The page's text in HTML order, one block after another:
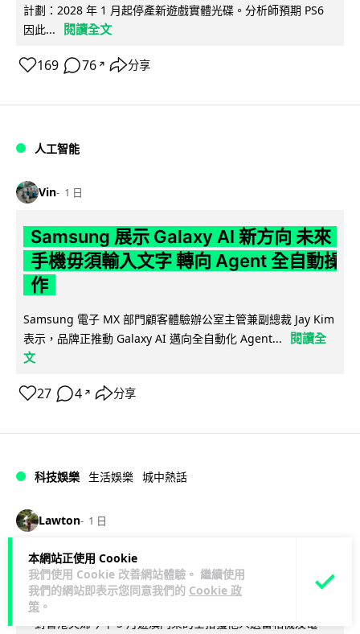
本網站正使用 Cookie
我們使用 Cookie 改善網站體驗。 繼續使用
我們的網站即表示您同意我們的 Cookie 政
策 。
計劃：2028 年 1 月起停產新遊戲實體光碟。分析師預期 PS6
因此...
閱讀全文
169 76 ↗ 分享
人工智能
Vin 1 日
Samsung 展示 Galaxy AI 新方向 未來
手機毋須輸入文字 轉向 Agent 全自動操
作
Samsung 電子 MX 部門顧客體驗辦公室主管兼副總裁 Jay Kim
表示，品牌正推動 Galaxy AI 邁向全自動化 Agent...
閱讀全
文
27 4 ↗ 分享
科技娛樂 生活娛樂 城中熱話
Lawton 1 日
港夫婦澳門的士拾相機 據為己有被的士
Cam 睇到 2 個月後再入境被捕
一對香港夫婦今年 5 月遊澳門乘的士拾獲他人遺留相機及電